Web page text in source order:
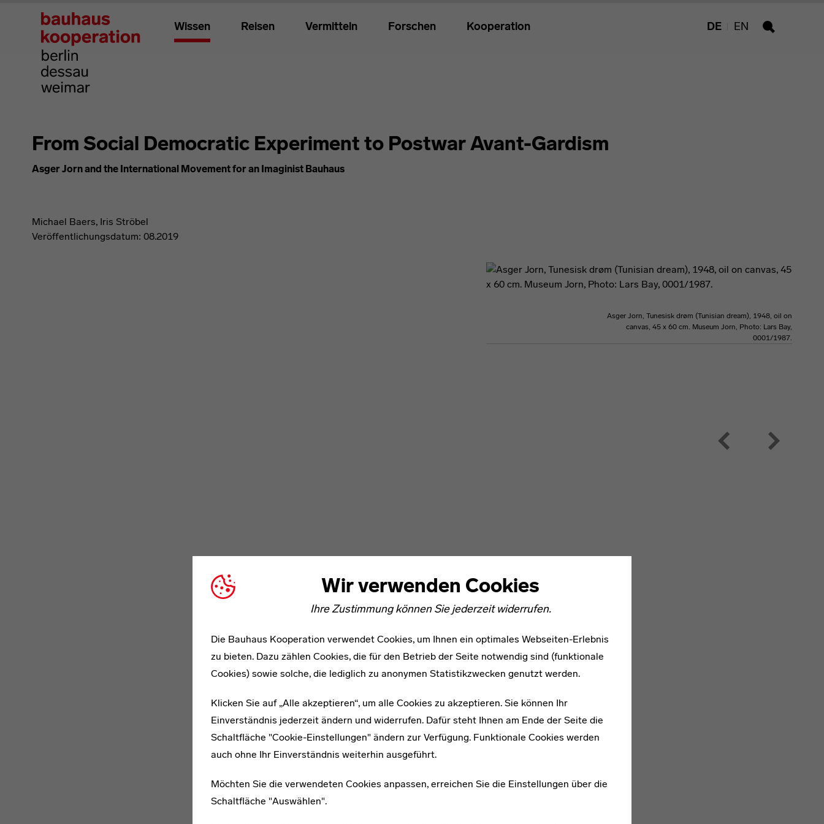
Wir verwenden Cookies
Ihre Zustimmung können Sie jederzeit widerrufen.
Die Bauhaus Kooperation verwendet Cookies, um Ihnen ein optimales Webseiten-Erlebnis
zu bieten. Dazu zählen Cookies, die für den Betrieb der Seite notwendig sind (funktionale
Cookies) sowie solche, die lediglich zu anonymen Statistikzwecken genutzt werden.
Klicken Sie auf „Alle akzeptieren“, um alle Cookies zu akzeptieren. Sie können Ihr
Einverständnis jederzeit ändern und widerrufen. Dafür steht Ihnen am Ende der Seite die
Schaltfläche "Cookie-Einstellungen" ändern zur Verfügung. Funktionale Cookies werden
auch ohne Ihr Einverständnis weiterhin ausgeführt.
Möchten Sie die verwendeten Cookies anpassen, erreichen Sie die Einstellungen über die
Schaltfläche "Auswählen".
Wissen Reisen Vermitteln Forschen Kooperation DE EN
From Social Democratic Experiment to Postwar Avant-Gardism
Asger Jorn and the International Movement for an Imaginist Bauhaus
Michael Baers, Iris Ströbel
Veröffentlichungsdatum: 08.2019
Asger Jorn, Tunesisk drøm (Tunisian dream), 1948, oil on
canvas, 45 x 60 cm. Museum Jorn, Photo: Lars Bay,
0001/1987.